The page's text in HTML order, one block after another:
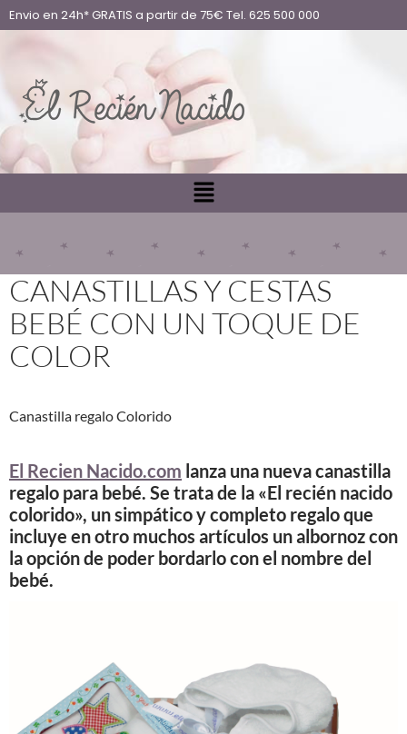
Envio en 24h* GRATIS a partir de 75€ Tel. 625 500 000
CANASTILLAS Y CESTAS
BEBÉ CON UN TOQUE DE
COLOR
Canastilla regalo Colorido
El Recien Nacido.com lanza una nueva canastilla
regalo para bebé. Se trata de la «El recién nacido
colorido», un simpático y completo regalo que
incluye en otro muchos artículos un albornoz con
la opción de poder bordarlo con el nombre del
bebé.